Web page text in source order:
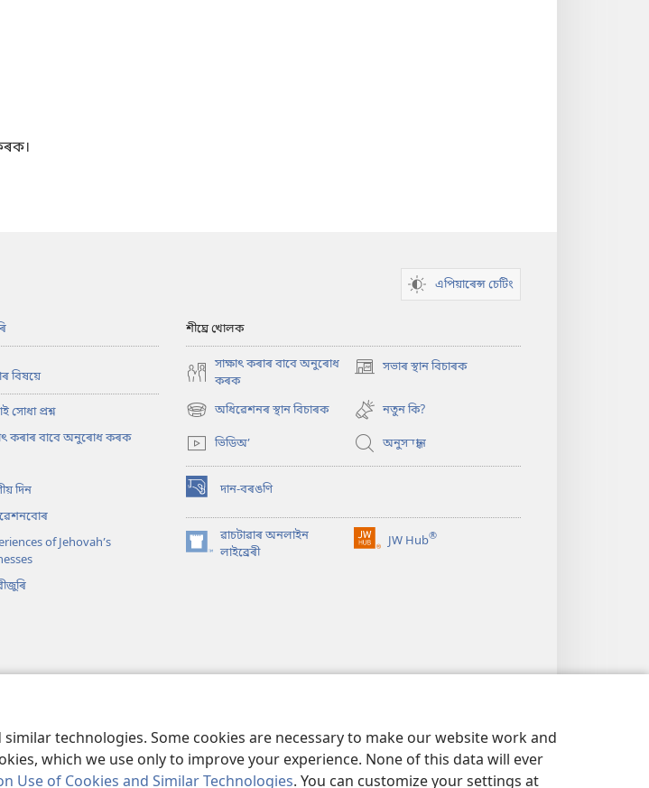
technologies. Some cookies are necessary to make our website work and
which we use only to improve your experience. None of this data will ever
Use of Cookies and Similar Technologies. You can customize your settings at
এপিয়াৰেন্স চেটিং
বিষয়ে
সোধা প্ৰশ্ন
কৰাৰ বাবে অনুৰোধ কৰক
দিন
of Jehovah’s
শীঘ্ৰে খোলক
সাক্ষাৎ কৰাৰ বাবে অনুৰোধ
কৰক
সভাৰ স্থান বিচাৰক
(opens
window)
অধিৱেশনৰ স্থান বিচাৰক
(opens
new
window)
নতুন কি?
ভিডিঅ’ অনুসন্ধান
দান-বৰঙণি
(opens
new
window)ৱাচটাৱাৰ অনলাইন
লাইব্ৰেৰী
(opens
JW Hub®
(opens